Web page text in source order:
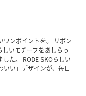
ワンポイントを。 リボン
いモチーフをあしらっ
た。 RODE SKOらしい
いい」デザインが、毎日